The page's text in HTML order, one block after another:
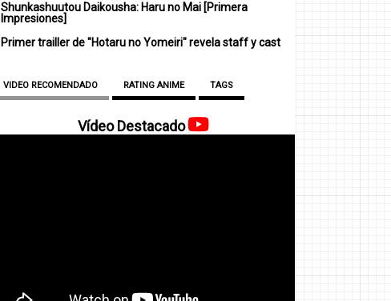
Shunkashuutou Daikousha: Haru no Mai [Primera
Impresiones]
Primer trailler de "Hotaru no Yomeiri" revela staff y cast
VIDEO RECOMENDADO RATING ANIME TAGS
Vídeo Destacado